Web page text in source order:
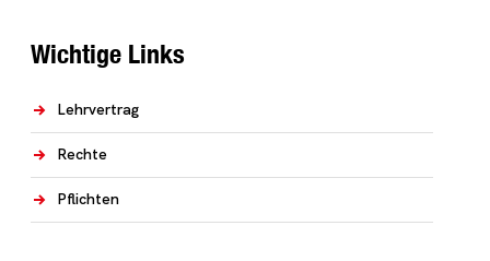
Wichtige Links
Lehrvertrag
Rechte
Pflichten